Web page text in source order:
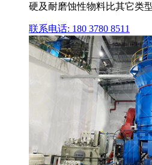
硬及耐磨蚀性物料比其它类
联系电话: 180 3780 8511